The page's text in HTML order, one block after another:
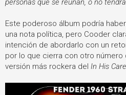
personas que se reúnan, o no
Este poderoso álbum podría
una nota política, pero Cooder
intención de abordarlo con un
por lo que cierra con otro
versión más rockera del In His Care